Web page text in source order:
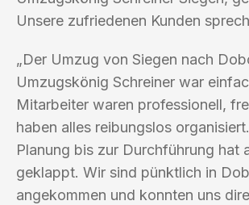
Unsere zufriedenen Kunden
„Der Umzug von Siegen nach
Umzugskönig Schreiner war
Mitarbeiter waren professionell,
haben alles reibungslos
Planung bis zur Durchführung hat
geklappt. Wir sind pünktlich in
angekommen und konnten uns